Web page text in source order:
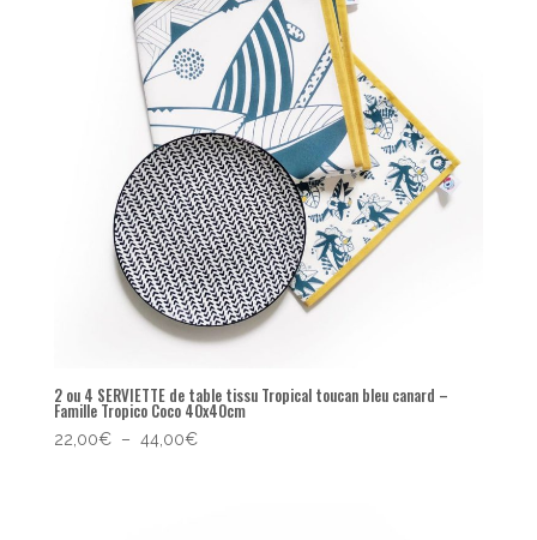
44,00€
2 ou 4 SERVIETTE de table tissu Tropical toucan bleu canard –
Famille Tropico Coco 40x40cm
22,00€ – 44,00€Plage